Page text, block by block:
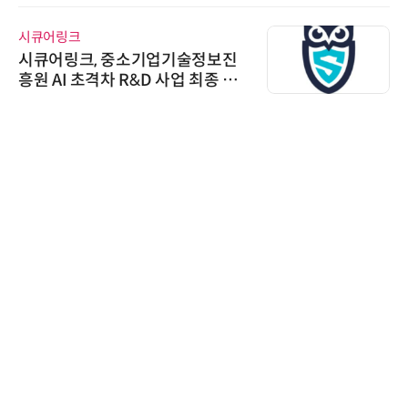
비쉐이, 모든 주요 리모컨 코드 지
원하는 TSOP15300 시리즈 IR 수